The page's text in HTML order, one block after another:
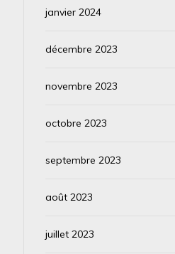
janvier 2024
décembre 2023
novembre 2023
octobre 2023
septembre 2023
août 2023
juillet 2023